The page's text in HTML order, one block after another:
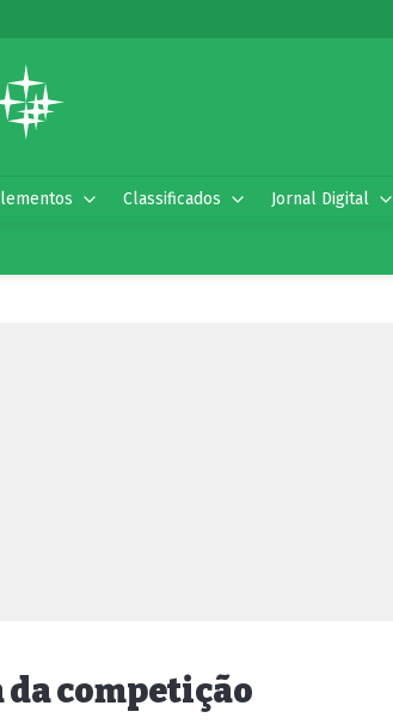
Classificados Jornal Digital
da competição